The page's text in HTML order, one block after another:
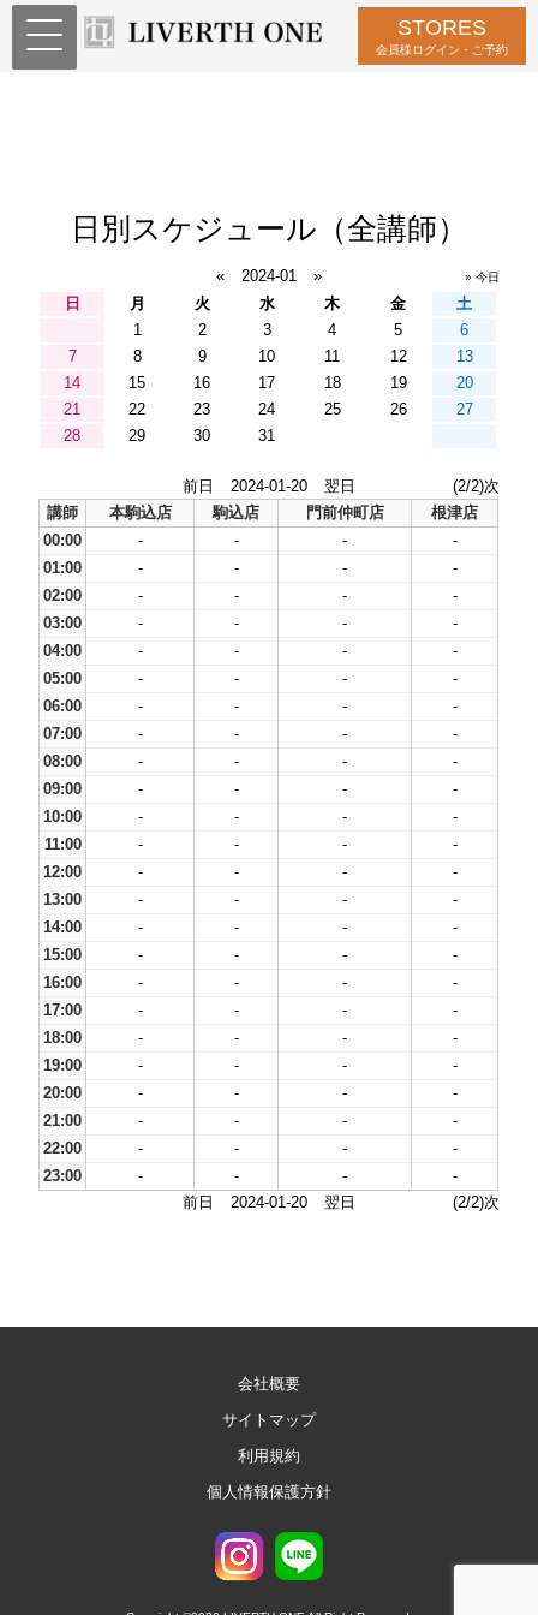
STORES
会員様ログイン・ご予約
日別スケジュール（全講師）
« 2024-01 » » 今日
日 月 火 水 木 金
土
1
2 3 4 5
6
7
8 9 10 11 12
13
14
15 16 17 18 19
20
21
22 23 24 25 26
27
28
29 30 31
前日 2024-01-20 翌日
(2/2)次
講師
本駒込店 駒込店 門前仲町店
根津店
00:00
- - -
-
01:00
- - -
-
02:00
- - -
-
03:00
- - -
-
04:00
- - -
-
05:00
- - -
-
06:00
- - -
-
07:00
- - -
-
08:00
- - -
-
09:00
- - -
-
10:00
- - -
-
11:00
- - -
-
12:00
- - -
-
13:00
- - -
-
14:00
- - -
-
15:00
- - -
-
16:00
- - -
-
17:00
- - -
-
18:00
- - -
-
19:00
- - -
-
20:00
- - -
-
21:00
- - -
-
22:00
- - -
-
23:00
- - -
-
前日
2024-01-20 翌日 (2/2)次
会社概要
サイトマップ
利用規約
個人情報保護方針